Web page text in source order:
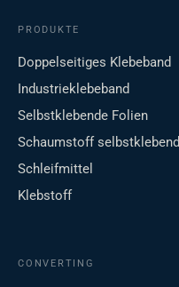
PRODUKTE
Doppelseitiges Klebeband
Industrieklebeband
Selbstklebende Folien
Schaumstoff selbstklebend
Schleifmittel
Klebstoff
CONVERTING